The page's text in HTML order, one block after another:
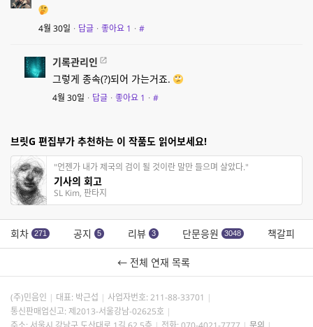
4월 30일 · 답글 · 좋아요 1 · #
기록관리인
그렇게 종속(?)되어 가는거죠.
4월 30일 · 답글 · 좋아요 1 · #
브릿G 편집부가 추천하는 이 작품도 읽어보세요!
"언젠가 내가 제국의 검이 될 것이란 말만 들으며 살았다."
기사의 회고
SL Kim, 판타지
회차 271 공지 5 리뷰 3 단문응원 3048 책갈피
← 전체 연재 목록
(주)민음인 대표: 박근섭 사업자번호: 211-88-33701
통신판매업신고: 제2013-서울강남-02625호